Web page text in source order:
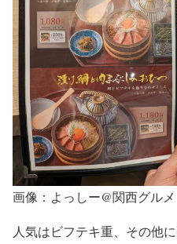
画像：よっしー@関西グルメ
人気はビフテキ重、その他